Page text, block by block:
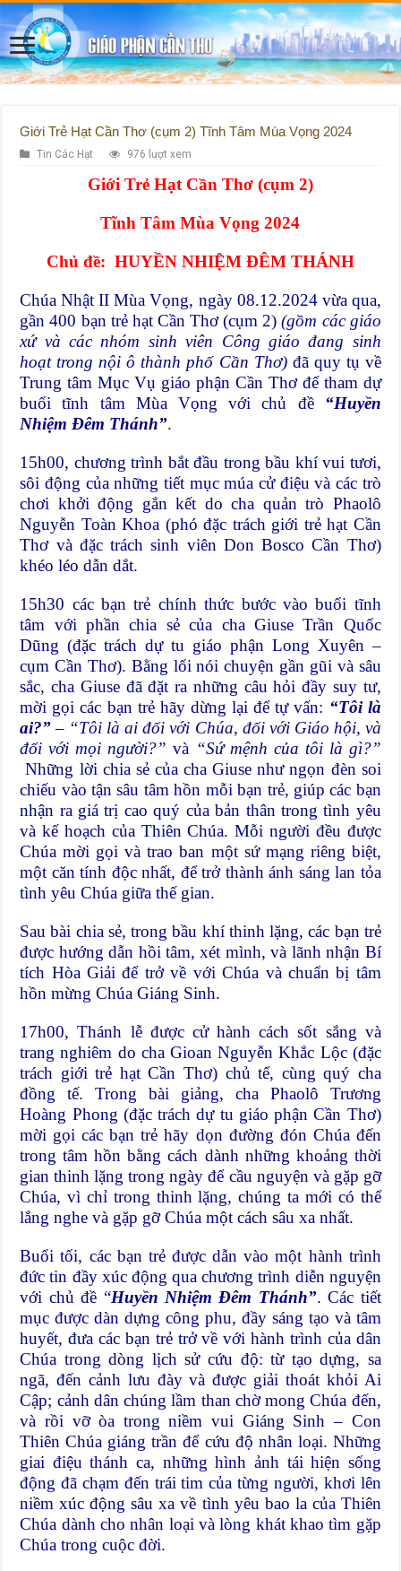
Giới Trẻ Hạt Cần Thơ (cụm 2) Tĩnh Tâm Mùa Vọng 2024
Tin Các Hạt 976 lượt xem
Giới Trẻ Hạt Cần Thơ (cụm 2)
Tĩnh Tâm Mùa Vọng 2024
Chủ đề: HUYỀN NHIỆM ĐÊM THÁNH
Chúa Nhật II Mùa Vọng, ngày 08.12.2024 vừa qua,
gần 400 bạn trẻ hạt Cần Thơ (cụm 2)(gồm các giáo
xứ và các nhóm sinh viên Công giáo đang sinh
hoạt trong nội ô thành phố Cần Thơ)đã quy tụ về
Trung tâm Mục Vụ giáo phận Cần Thơ để tham dự
buổi tĩnh tâm Mùa Vọng với chủ đề “Huyền
Nhiệm Đêm Thánh”.
15h00, chương trình bắt đầu trong bầu khí vui tươi,
sôi động của những tiết mục múa cử điệu và các trò
chơi khởi động gắn kết do cha quản trò Phaolô
Nguyễn Toàn Khoa (phó đặc trách giới trẻ hạt Cần
Thơ và đặc trách sinh viên Don Bosco Cần Thơ)
khéo léo dẫn dắt.
15h30 các bạn trẻ chính thức bước vào buổi tĩnh
tâm với phần chia sẻ của cha Giuse Trần Quốc
Dũng (đặc trách dự tu giáo phận Long Xuyên –
cụm Cần Thơ). Bằng lối nói chuyện gần gũi và sâu
sắc, cha Giuse đã đặt ra những câu hỏi đầy suy tư,
mời gọi các bạn trẻ hãy dừng lại để tự vấn: “Tôi là
ai?”– “Tôi là ai đối với Chúa, đối với Giáo hội, và
đối với mọi người?” và “Sứ mệnh của tôi là gì?”
Những lời chia sẻ của cha Giuse như ngọn đèn soi
chiếu vào tận sâu tâm hồn mỗi bạn trẻ, giúp các bạn
nhận ra giá trị cao quý của bản thân trong tình yêu
và kế hoạch của Thiên Chúa. Mỗi người đều được
Chúa mời gọi và trao ban một sứ mạng riêng biệt,
một căn tính độc nhất, để trở thành ánh sáng lan tỏa
tình yêu Chúa giữa thế gian.
Sau bài chia sẻ, trong bầu khí thinh lặng, các bạn trẻ
được hướng dẫn hồi tâm, xét mình, và lãnh nhận Bí
tích Hòa Giải để trở về với Chúa và chuẩn bị tâm
hồn mừng Chúa Giáng Sinh.
17h00, Thánh lễ được cử hành cách sốt sắng và
trang nghiêm do cha Gioan Nguyễn Khắc Lộc (đặc
trách giới trẻ hạt Cần Thơ) chủ tế, cùng quý cha
đồng tế. Trong bài giảng, cha Phaolô Trương
Hoàng Phong (đặc trách dự tu giáo phận Cần Thơ)
mời gọi các bạn trẻ hãy dọn đường đón Chúa đến
trong tâm hồn bằng cách dành những khoảng thời
gian thinh lặng trong ngày để cầu nguyện và gặp gỡ
Chúa, vì chỉ trong thinh lặng, chúng ta mới có thể
lắng nghe và gặp gỡ Chúa một cách sâu xa nhất.
Buổi tối, các bạn trẻ được dẫn vào một hành trình
đức tin đầy xúc động qua chương trình diễn nguyện
với chủ đề “Huyền Nhiệm Đêm Thánh”. Các tiết
mục được dàn dựng công phu, đầy sáng tạo và tâm
huyết, đưa các bạn trẻ trở về với hành trình của dân
Chúa trong dòng lịch sử cứu độ: từ tạo dựng, sa
ngã, đến cảnh lưu đày và được giải thoát khỏi Ai
Cập; cảnh dân chúng lầm than chờ mong Chúa đến,
và rồi vỡ òa trong niềm vui Giáng Sinh – Con
Thiên Chúa giáng trần để cứu độ nhân loại. Những
giai điệu thánh ca, những hình ảnh tái hiện sống
động đã chạm đến trái tim của từng người, khơi lên
niềm xúc động sâu xa về tình yêu bao la của Thiên
Chúa dành cho nhân loại và lòng khát khao tìm gặp
Chúa trong cuộc đời.